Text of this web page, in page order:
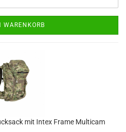
WARENKORB
mit Intex Frame Multicam